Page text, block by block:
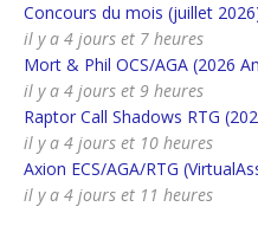
Concours du mois (juillet
il y a 4 jours et 7 heures
Mort & Phil OCS/AGA (2026
il y a 4 jours et 9 heures
Raptor Call Shadows RTG
il y a 4 jours et 10 heures
Axion ECS/AGA/RTG
il y a 4 jours et 11 heures